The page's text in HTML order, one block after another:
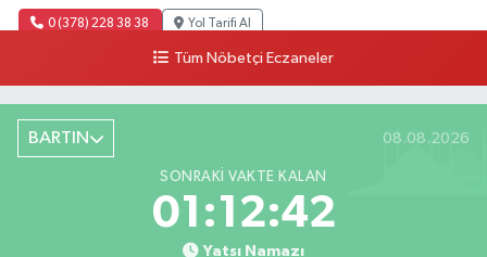
0 (378) 228 38 38 Yol Tarifi Al
Tüm Nöbetçi Eczaneler
BARTIN 08.08.2026
SONRAKI VAKTE KALAN
01:12:41
Yatsı Namazı